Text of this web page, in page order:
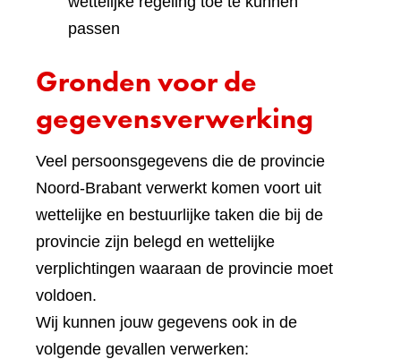
passen
Gronden voor de
gegevensverwerking
Veel persoonsgegevens die de provincie
Noord-Brabant verwerkt komen voort uit
wettelijke en bestuurlijke taken die bij de
provincie zijn belegd en wettelijke
verplichtingen waaraan de provincie moet
voldoen.
Wij kunnen jouw gegevens ook in de
volgende gevallen verwerken: